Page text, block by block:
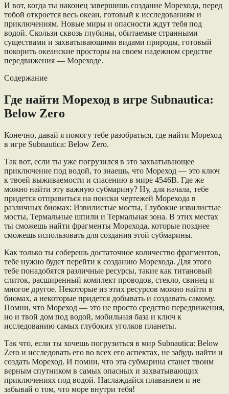
И вот, когда ты наконец завершишь создание Морехода, перед
тобой откроется весь океан, готовый к исследованиям и
приключениям. Новые миры и опасности ждут тебя под
водой. Скользи сквозь глубины, обитаемые странными
существами и захватывающими видами природы, готовый
покорить океанские просторы на своем надежном средстве
передвижения — Мореходе.
Содержание
Где найти Мореход в игре Subnautica:
Below Zero
Конечно, давай я помогу тебе разобраться, где найти Мореход
в игре Subnautica: Below Zero.
Так вот, если ты уже погрузился в это захватывающее
приключение под водой, то знаешь, что Мореход — это ключ
к твоей выживаемости и спасению в мире 4546B. Где же
можно найти эту важную субмарину? Ну, для начала, тебе
придется отправиться на поиски чертежей Морехода в
различных биомах: Извилистые мосты, Глубокие извилистые
мосты, Термальные шпили и Термальная зона. В этих местах
ты сможешь найти фрагменты Морехода, которые позднее
сможешь использовать для создания этой субмарины.
Как только ты соберешь достаточное количество фрагментов,
тебе нужно будет перейти к созданию Морехода. Для этого
тебе понадобятся различные ресурсы, такие как титановый
слиток, расширенный комплект проводов, стекло, свинец и
многое другое. Некоторые из этих ресурсов можно найти в
биомах, а некоторые придется добывать и создавать самому.
Помни, что Мореход — это не просто средство передвижения,
но и твой дом под водой, мобильная база и ключ к
исследованию самых глубоких уголков планеты.
Так что, если ты хочешь погрузиться в мир Subnautica: Below
Zero и исследовать его во всех его аспектах, не забудь найти и
создать Мореход. И помни, что эта субмарина станет твоим
верным спутником в самых опасных и захватывающих
приключениях под водой. Наслаждайся плаванием и не
забывай о том, что море внутри тебя!